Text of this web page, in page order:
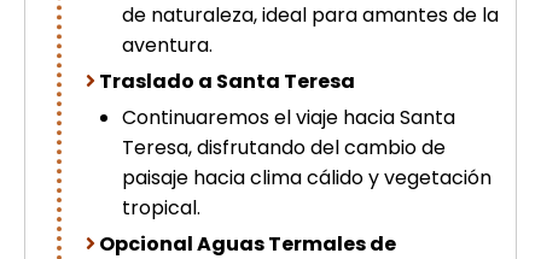
de naturaleza, ideal para amantes de la
aventura.
Traslado a Santa Teresa
Continuaremos el viaje hacia Santa
Teresa, disfrutando del cambio de
paisaje hacia clima cálido y vegetación
tropical.
Opcional Aguas Termales de